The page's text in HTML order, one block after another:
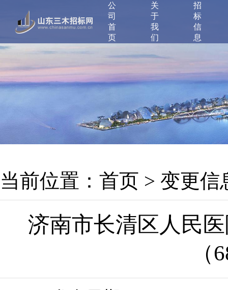
公
司
首
页
关
于
我
们
招
标
信
息
当前位置： 首页 > 变更信
济南市长清区人民